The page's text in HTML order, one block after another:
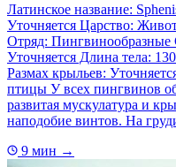
Латинское название:
Уточняется Царство:
Отряд:
Уточняется Длина тела:
Размах крыльев:
птицы У всех пингвинов
развитая мускулатура и
наподобие винтов. На
9 мин →